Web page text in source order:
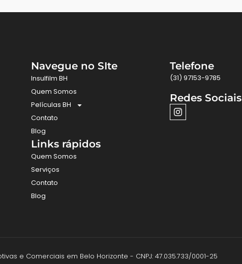
Navegue no SIte
Insulfilm BH
Quem Somos
Películas BH
Contato
Blog
Links rápidos
Quem Somos
Serviços
Contato
Blog
Telefone
(31) 97153-9785
Redes Sociais
e Comerciais em Belo Horizonte - CNPJ: 47.035.733/0001-25